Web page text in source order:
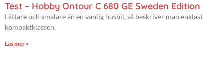
Test – Hobby Ontour C 680 GE Sweden Edition
Lättare och smalare än en vanlig husbil, så beskriver man enklast
kompaktklassen.
Läs mer »